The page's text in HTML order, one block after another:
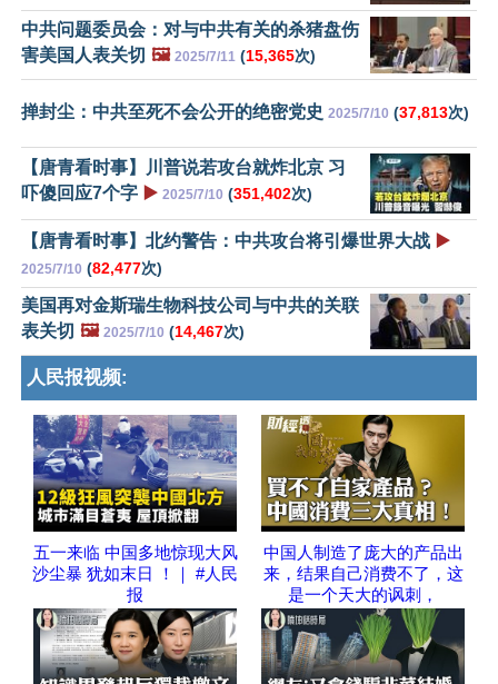
中共问题委员会：对与中共有关的杀猪盘伤
害美国人表关切 🖼️ 2025/7/11 (15,365次)
掸封尘：中共至死不会公开的绝密党史 2025/7/10 (37,813次)
【唐青看时事】川普说若攻台就炸北京 习
吓傻回应7个字 ▶️ 2025/7/10 (351,402次)
【唐青看时事】北约警告：中共攻台将引爆世界大战 ▶️
2025/7/10 (82,477次)
美国再对金斯瑞生物科技公司与中共的关联
表关切 🖼️ 2025/7/10 (14,467次)
人民报视频:
五一来临 中国多地惊现大风
沙尘暴 犹如末日 ！｜ #人民
报
中国人制造了庞大的产品出
来，结果自己消费不了，这
是一个天大的讽刺，